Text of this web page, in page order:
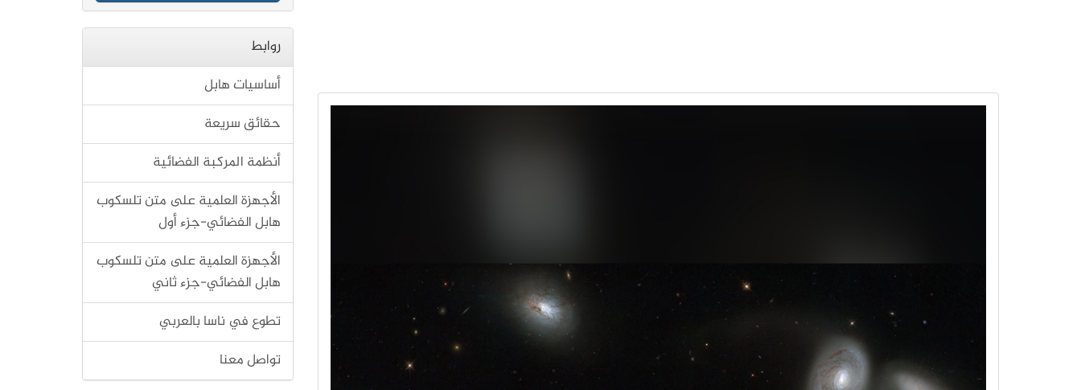
روابط
أساسيات هابل
حقائق سريعة
أنظمة المركبة الفضائية
الأجهزة العلمية على متن تلسكوب
هابل الفضائي-جزء أول
الأجهزة العلمية على متن تلسكوب
هابل الفضائي-جزء ثاني
تطوع في ناسا بالعربي
تواصل معنا